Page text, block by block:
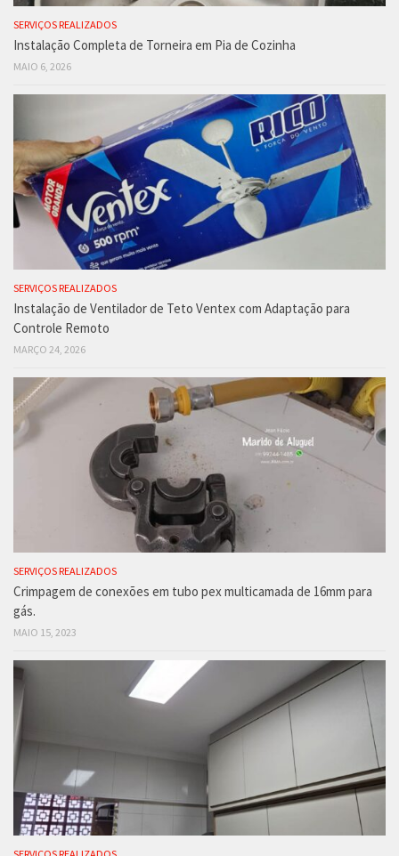
SERVIÇOS REALIZADOS
Instalação Completa de Torneira em Pia de Cozinha
MAIO 6, 2026
SERVIÇOS REALIZADOS
Instalação de Ventilador de Teto Ventex com Adaptação para
Controle Remoto
MARÇO 24, 2026
SERVIÇOS REALIZADOS
Crimpagem de conexões em tubo pex multicamada de 16mm para
gás.
MAIO 15, 2023